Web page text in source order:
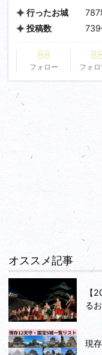
行ったお城 787
投稿数 739
88
フォロー フォ
オススメ記事
【
る
現